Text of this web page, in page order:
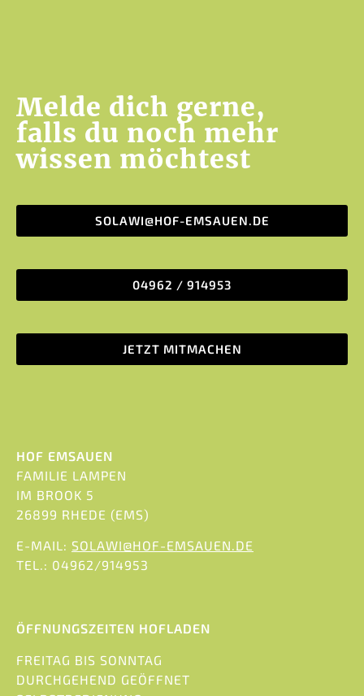
Melde dich gerne,
falls du noch mehr
wissen möchtest
SOLAWI@HOF-EMSAUEN.DE
04962 / 914953
JETZT MITMACHEN
HOF EMSAUEN
FAMILIE LAMPEN
IM BROOK 5
26899 RHEDE (EMS)
E-MAIL: SOLAWI@HOF-EMSAUEN.DE
TEL.: 04962/914953
ÖFFNUNGSZEITEN HOFLADEN
FREITAG BIS SONNTAG
DURCHGEHEND GEÖFFNET